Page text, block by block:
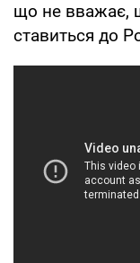
що не вважає,
ставиться до